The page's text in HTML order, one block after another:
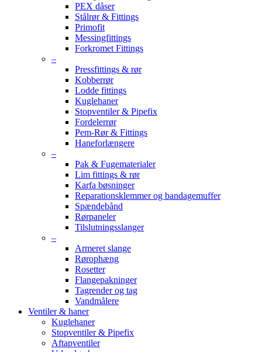
PEX dåser
Stålrør & Fittings
Primofit
Messingfittings
Forkromet Fittings
–
Pressfittings & rør
Kobberrør
Lodde fittings
Kuglehaner
Stopventiler & Pipefix
Fordelerrør
Pem-Rør & Fittings
Haneforlængere
–
Pak & Fugematerialer
Lim fittings & rør
Karfa bøsninger
Reparationsklemmer og bandagemuffer
Spændebånd
Rørpaneler
Tilslutningsslanger
–
Armeret slange
Rørophæng
Rosetter
Flangepakninger
Tagrender og tag
Vandmålere
Ventiler & haner
Kuglehaner
Stopventiler & Pipefix
Aftapventiler